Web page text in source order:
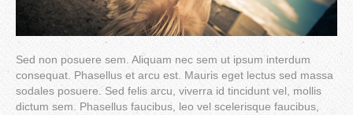
Sed non posuere sem. Aliquam nec sem ut ipsum interdum
consequat. Phasellus et arcu est. Mauris eget lectus sed massa
sodales posuere. Sed felis arcu, viverra id tincidunt vel, mollis
dictum sem. Phasellus faucibus, leo vel scelerisque faucibus,